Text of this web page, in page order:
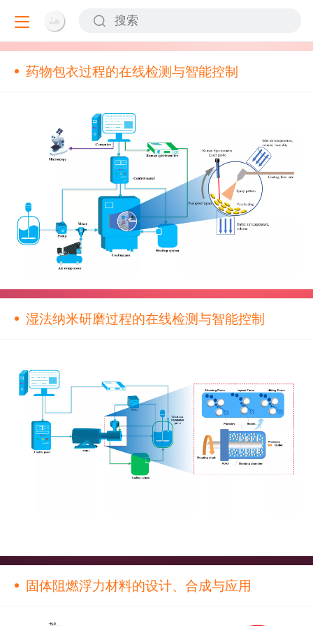
药物包衣过程的在线检测与智能控制
湿法纳米研磨过程的在线检测与智能控制
固体阻燃浮力材料的设计、合成与应用